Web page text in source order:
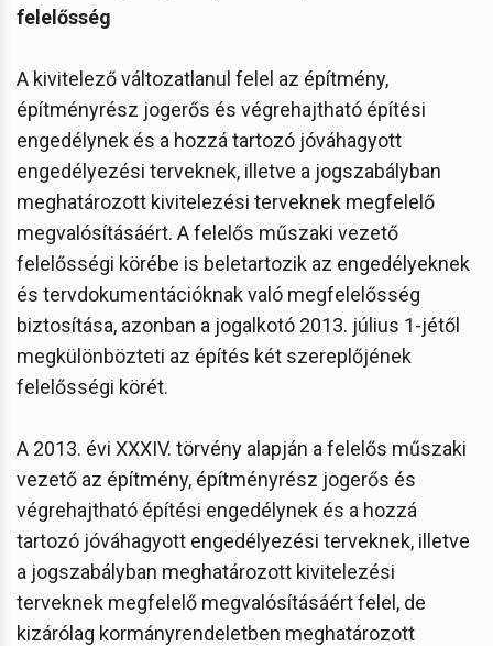
felelősség
A kivitelező változatlanul felel az építmény,
építményrész jogerős és végrehajtható építési
engedélynek és a hozzá tartozó jóváhagyott
engedélyezési terveknek, illetve a jogszabályban
meghatározott kivitelezési terveknek megfelelő
megvalósításáért. A felelős műszaki vezető
felelősségi körébe is beletartozik az engedélyeknek
és tervdokumentációknak való megfelelősség
biztosítása, azonban a jogalkotó 2013. július 1-jétől
megkülönbözteti az építés két szereplőjének
felelősségi körét.
A 2013. évi XXXIV. törvény alapján a felelős műszaki
vezető az építmény, építményrész jogerős és
végrehajtható építési engedélynek és a hozzá
tartozó jóváhagyott engedélyezési terveknek, illetve
a jogszabályban meghatározott kivitelezési
terveknek megfelelő megvalósításáért felel, de
kizárólag kormányrendeletben meghatározott